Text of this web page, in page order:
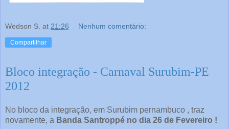
Wedson S. at 21:26 Nenhum comentário:
Compartilhar
Bloco integração - Carnaval Surubim-PE
2012
No bloco da integração, em Surubim pernambuco , traz
novamente, a Banda Santroppé no dia 26 de Fevereiro !